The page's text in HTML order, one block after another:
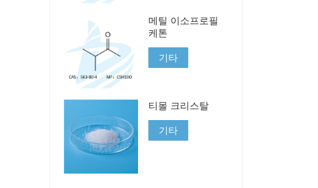
메틸 이소프로필
케톤
기타
티몰 크리스탈
기타